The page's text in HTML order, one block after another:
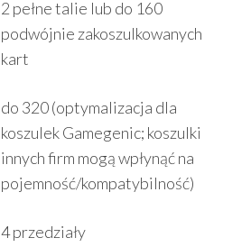
2 pełne talie lub do 160
podwójnie zakoszulkowanych
kart
do 320 (optymalizacja dla
koszulek Gamegenic; koszulki
innych firm mogą wpłynąć na
pojemność/kompatybilność)
4 przedziały